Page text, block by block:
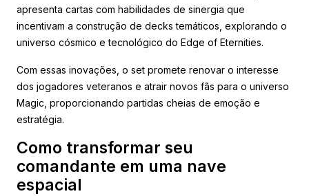
apresenta cartas com habilidades de sinergia que
incentivam a construção de decks temáticos, explorando o
universo cósmico e tecnológico do Edge of Eternities.
Com essas inovações, o set promete renovar o interesse
dos jogadores veteranos e atrair novos fãs para o universo
Magic, proporcionando partidas cheias de emoção e
estratégia.
Como transformar seu
comandante em uma nave
espacial